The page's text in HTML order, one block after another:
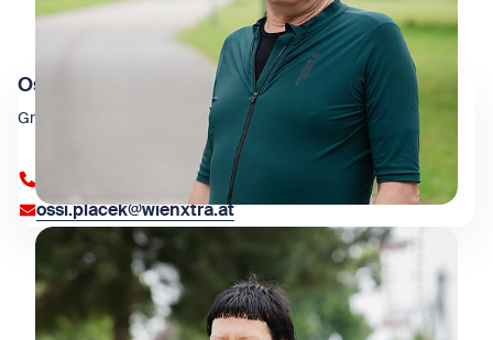
Ossi Placek
Grafik
+43 1 909 4000 84382
ossi.placek@wienxtra.at